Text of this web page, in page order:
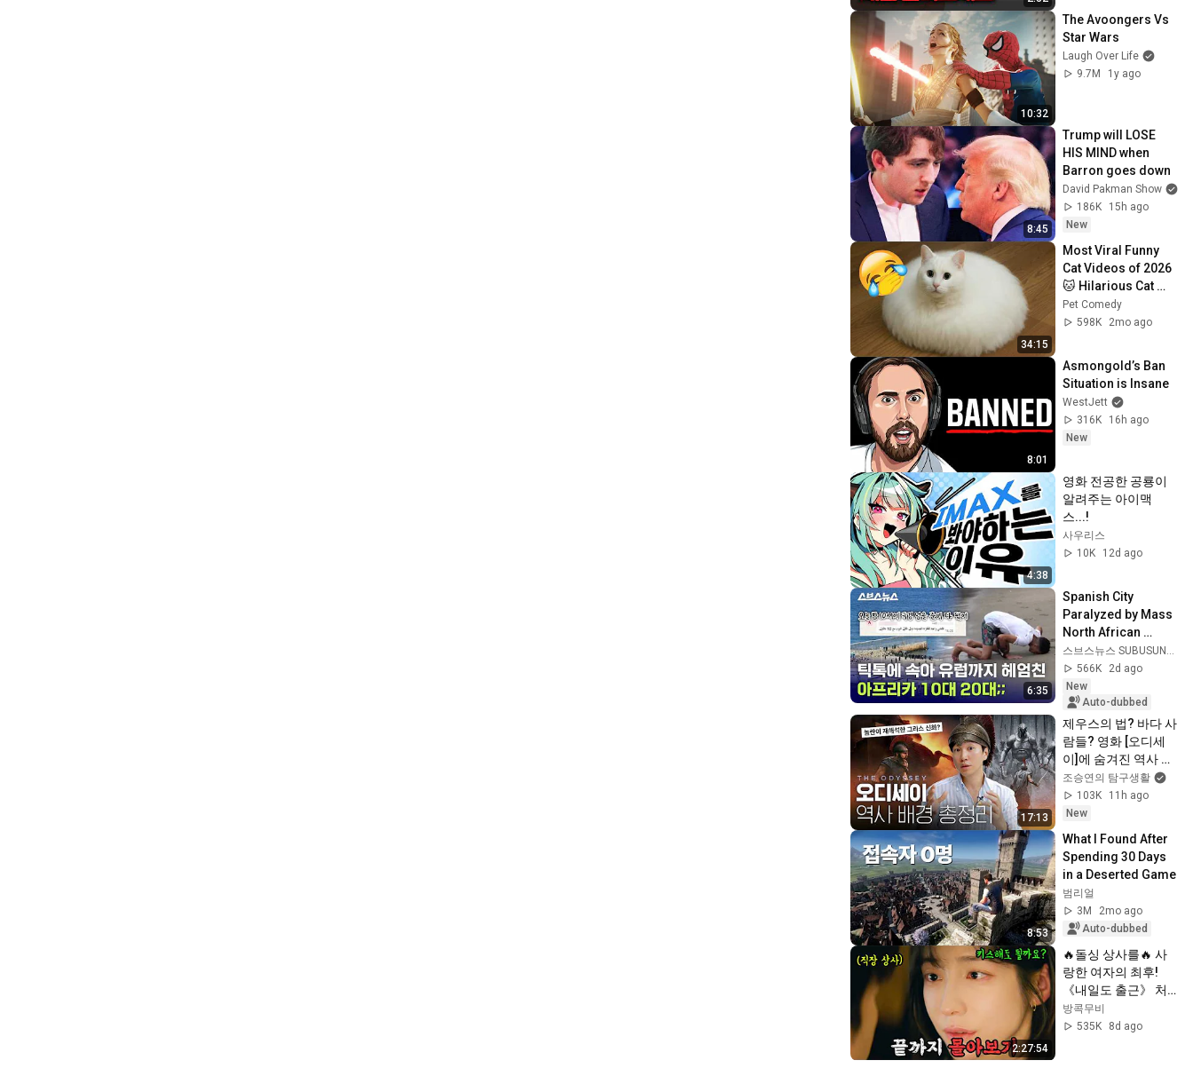
10:32
The Avoongers Vs
Star Wars
Laugh Over Life
9.7M
1y ago
8:45
Trump will LOSE
HIS MIND when
Barron goes down
David Pakman Show
186K
15h ago
New
34:15
Most Viral Funny
Cat Videos of 2026
🐱 Hilarious Cat
Fails, Crazy Antics,
and Unforgettable
Pet Comedy
598K
2mo ago
8:01
Asmongold’s Ban
Situation is Insane
WestJett
316K
16h ago
New
4:38
영화 전공한 공룡이
알려주는 아이맥
스...!
사우리스
10K
12d ago
6:35
Spanish City
Paralyzed by Mass
North African
Migrant Influx / SBS
News
566K
2d ago
New
Auto-dubbed
17:13
제우스의 법? 바다 사
람들? 영화 [오디세
이]에 숨겨진 역사 배
경 총정리
조승연의 탐구생활
103K
11h ago
New
8:53
What I Found After
Spending 30 Days
in a Deserted Game
범리얼
3M
2mo ago
Auto-dubbed
2:27:54
🔥돌싱 상사를🔥 사
랑한 여자의 최후!
《내일도 출근》 처
음부터 끝까지
방콕무비
535K
8d ago